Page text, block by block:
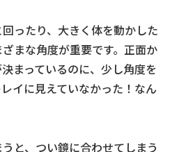
ったり、大きく体を動かした
まな角度が重要です。正面か
まっているのに、少し角度を
イに見えていなかった！なん
と、つい鏡に合わせてしまう